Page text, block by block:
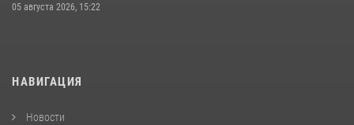
05 августа 2026, 15:22
НАВИГАЦИЯ
Новости